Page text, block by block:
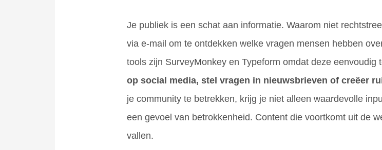
Je publiek is een schat aan informatie. Waarom niet
via e-mail om te ontdekken welke vragen mensen hebben
tools zijn SurveyMonkey en Typeform omdat deze eenvoudig
op social media, stel vragen in nieuwsbrieven of creëer
je community te betrekken, krijg je niet alleen waardevolle
een gevoel van betrokkenheid. Content die voortkomt uit de
vallen.